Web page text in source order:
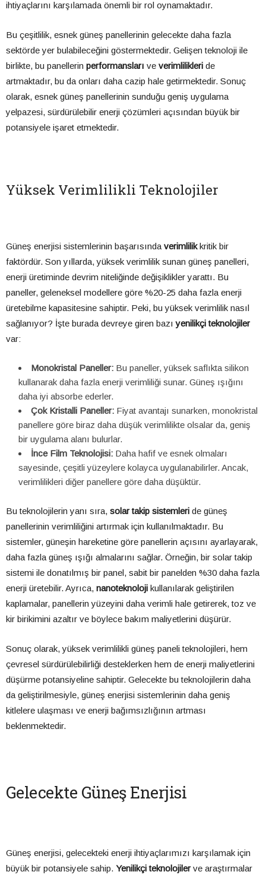
ihtiyaçlarını karşılamada önemli bir rol oynamaktadır.
Bu çeşitlilik, esnek güneş panellerinin gelecekte daha fazla
sektörde yer bulabileceğini göstermektedir. Gelişen teknoloji ile
birlikte, bu panellerin performansları ve verimlilikleri de
artmaktadır, bu da onları daha cazip hale getirmektedir. Sonuç
olarak, esnek güneş panellerinin sunduğu geniş uygulama
yelpazesi, sürdürülebilir enerji çözümleri açısından büyük bir
potansiyele işaret etmektedir.
Yüksek Verimlilikli Teknolojiler
Güneş enerjisi sistemlerinin başarısındaverimlilikkritik bir
faktördür. Son yıllarda, yüksek verimlilik sunan güneş panelleri,
enerji üretiminde devrim niteliğinde değişiklikler yarattı. Bu
paneller, geleneksel modellere göre %20-25 daha fazla enerji
üretebilme kapasitesine sahiptir. Peki, bu yüksek verimlilik nasıl
sağlanıyor? İşte burada devreye giren bazıyenilikçi teknolojiler
var:
Monokristal Paneller: Bu paneller, yüksek saflıkta silikon
kullanarak daha fazla enerji verimliliği sunar. Güneş ışığını
daha iyi absorbe ederler.
Çok Kristalli Paneller: Fiyat avantajı sunarken, monokristal
panellere göre biraz daha düşük verimlilikte olsalar da, geniş
bir uygulama alanı bulurlar.
İnce Film Teknolojisi: Daha hafif ve esnek olmaları
sayesinde, çeşitli yüzeylere kolayca uygulanabilirler. Ancak,
verimlilikleri diğer panellere göre daha düşüktür.
Bu teknolojilerin yanı sıra, solar takip sistemleri de güneş
panellerinin verimliliğini artırmak için kullanılmaktadır. Bu
sistemler, güneşin hareketine göre panellerin açısını ayarlayarak,
daha fazla güneş ışığı almalarını sağlar. Örneğin, bir solar takip
sistemi ile donatılmış bir panel, sabit bir panelden %30 daha fazla
enerji üretebilir. Ayrıca, nanoteknoloji kullanılarak geliştirilen
kaplamalar, panellerin yüzeyini daha verimli hale getirerek, toz ve
kir birikimini azaltır ve böylece bakım maliyetlerini düşürür.
Sonuç olarak, yüksek verimlilikli güneş paneli teknolojileri, hem
çevresel sürdürülebilirliği desteklerken hem de enerji maliyetlerini
düşürme potansiyeline sahiptir. Gelecekte bu teknolojilerin daha
da geliştirilmesiyle, güneş enerjisi sistemlerinin daha geniş
kitlelere ulaşması ve enerji bağımsızlığının artması
beklenmektedir.
Gelecekte Güneş Enerjisi
Güneş enerjisi, gelecekteki enerji ihtiyaçlarımızı karşılamak için
büyük bir potansiyele sahip. Yenilikçi teknolojilerve araştırmalar